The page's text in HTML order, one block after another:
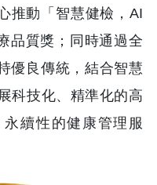
推動「智慧健檢，AI
品質獎；同時通過全
優良傳統，結合智慧
科技化、精準化的高
續性的健康管理服